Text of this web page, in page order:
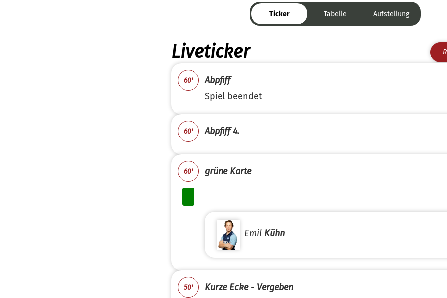
Ticker Tabelle Aufstellung
Liveticker
60'
Abpfiff
Spiel beendet
60' Abpfiff 4.
60' grüne Karte
Emil Kühn
50' Kurze Ecke - Vergeben